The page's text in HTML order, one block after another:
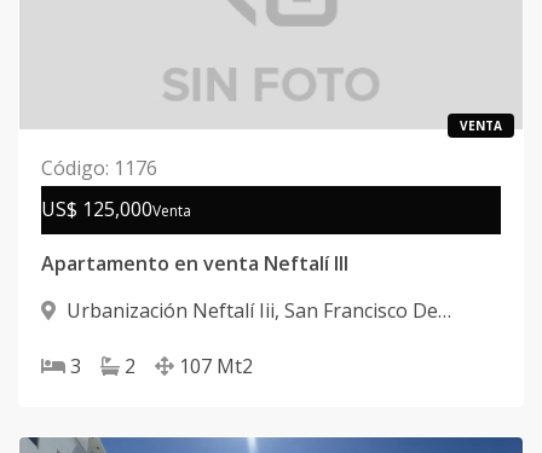
VENTA
Código: 1176
US$ 125,000Venta
Apartamento en venta Neftalí III
Urbanización Neftalí Iii, San Francisco De
3
2 107 Mt2